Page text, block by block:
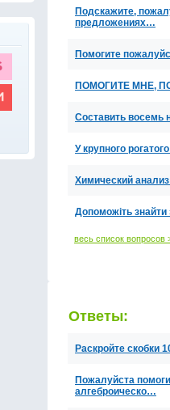
Подскажите,
предложениях…
Помогите
ПОМОГИТЕ МНЕ,
Составить восемь
У крупного
Химический
Допоможіть
весь список вопросов
Ответы:
Раскройте скобки
Пожалуйста
алгеброическо…